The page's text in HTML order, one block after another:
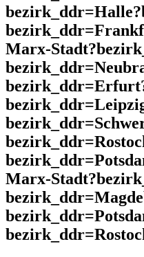
Marx-
Marx-